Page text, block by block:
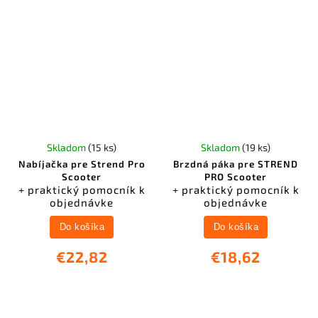
Nabíjačka pre Strend Pro
Scooter
+ praktický pomocník k
objednávke
Skladom(15 ks)
€22,82
Do košíka
Brzdná páka pre STREND
PRO Scooter
+ praktický pomocník k
objednávke
Skladom(19 ks)
€18,62
Do košíka